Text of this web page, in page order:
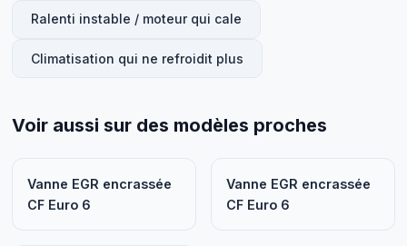
Ralenti instable / moteur qui cale
Climatisation qui ne refroidit plus
Voir aussi sur des modèles proches
Vanne EGR encrassée
CF Euro 6
Vanne EGR encrassée
CF Euro 6